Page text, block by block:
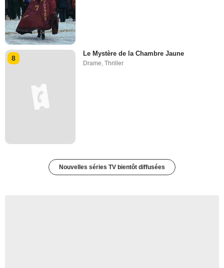
8
Le Mystère de la Chambre Jaune
Drame ,Thriller
Nouvelles séries TV bientôt diffusées